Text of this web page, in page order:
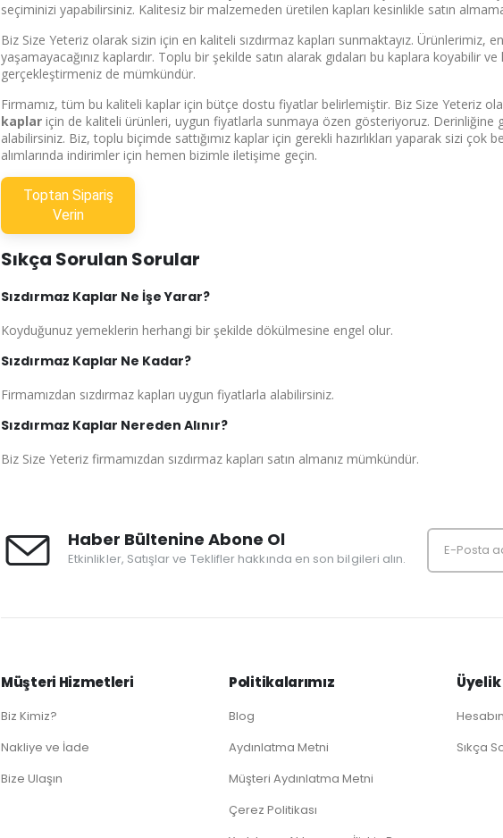
seçiminizi yapabilirsiniz. Kalitesiz bir malzemeden üretilen kapları kesinlikle satın
Biz Size Yeteriz olarak sizin için en kaliteli sızdırmaz kapları sunmaktayız.
yaşamayacağınız kaplardır. Toplu bir şekilde satın alarak gıdaları bu kaplara koyabilir
gerçekleştirmeniz de mümkündür.
Firmamız, tüm bu kaliteli kaplar için bütçe dostu fiyatlar belirlemiştir. Biz Size Yeteriz
kaplar için de kaliteli ürünleri, uygun fiyatlarla sunmaya özen gösteriyoruz. Derinliğine
alabilirsiniz. Biz, toplu biçimde sattığımız kaplar için gerekli hazırlıkları yaparak sizi
alımlarında indirimler için hemen bizimle iletişime geçin.
Toptan Sipariş
Verin
Sıkça Sorulan Sorular
Sızdırmaz Kaplar Ne İşe Yarar?
Koyduğunuz yemeklerin herhangi bir şekilde dökülmesine engel olur.
Sızdırmaz Kaplar Ne Kadar?
Firmamızdan sızdırmaz kapları uygun fiyatlarla alabilirsiniz.
Sızdırmaz Kaplar Nereden Alınır?
Biz Size Yeteriz firmamızdan sızdırmaz kapları satın almanız mümkündür.
Haber Bültenine Abone Ol
Etkinlikler, Satışlar ve Teklifler hakkında en son bilgileri alın.
Müşteri Hizmetleri
Biz Kimiz?
Nakliye ve İade
Bize Ulaşın
Politikalarımız
Blog
Aydınlatma Metni
Müşteri Aydınlatma Metni
Çerez Politikası
Sıkça